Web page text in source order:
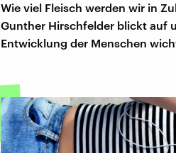
Wie viel Fleisch werden wir in
Gunther Hirschfelder blickt auf
Entwicklung der Menschen